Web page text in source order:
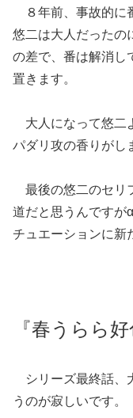
８年前、事故的に
悠二は大人だったの
の差で、番は解消し
置きます。
大人になって悠二
パダリ攻の香りがし
最後の悠二のセリ
道だと思うんですが
チュエーションに新
『春うらら
シリーズ最終話、
うのが寂しいです。